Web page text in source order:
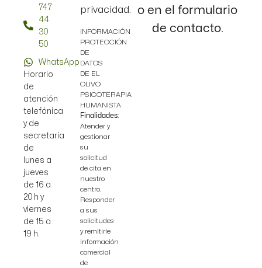
o en el formulario
de contacto.
747
44
30
50
WhatsApp
Horario
de
atención
telefónica
y de
secretaría
de
lunes a
jueves
de 16 a
20 h y
viernes
de 15 a
19 h.
privacidad.
INFORMACIÓN
PROTECCIÓN
DE
DATOS
DE EL
OLIVO
PSICOTERAPIA
HUMANISTA
Finalidades:
Atender y
gestionar
su
solicitud
de cita en
nuestro
centro.
Responder
a sus
solicitudes
y remitirle
información
comercial
de